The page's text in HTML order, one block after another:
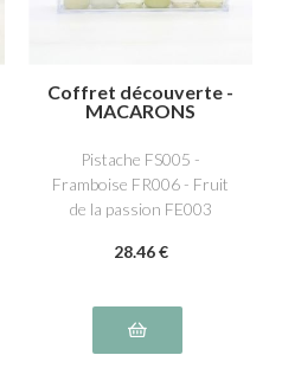
Coffret découverte -
MACARONS
Pistache FS005 -
Framboise FR006 - Fruit
de la passion FE003
NS011 - Caramel beurre
28.46 €